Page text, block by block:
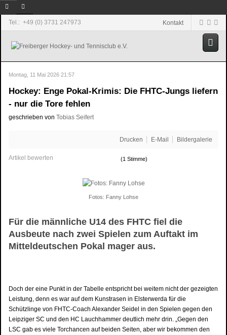
Tel.: +49 (0) 3731 247973 Kontakt
Montag, 11 Mai 2026 21:57
Hockey: Enge Pokal-Krimis: Die FHTC-Jungs liefern
- nur die Tore fehlen
geschrieben von Tobias Seifert
Drucken E-Mail Bildergalerie
Artikel bewerten (1 Stimme)
Fotos: Fanny Lohse
Für die männliche U14 des FHTC fiel die
Ausbeute nach zwei Spielen zum Auftakt im
Mitteldeutschen Pokal mager aus.
Doch der eine Punkt in der Tabelle entspricht bei weitem nicht der gezeigten
Leistung, denn es war auf dem Kunstrasen in Elsterwerda für die
Schützlinge von FHTC-Coach Alexander Seidel in den Spielen gegen den
Leipziger SC und den HC Lauchhammer deutlich mehr drin. „Gegen den
LSC gab es viele Torchancen auf beiden Seiten, aber wir bekommen den